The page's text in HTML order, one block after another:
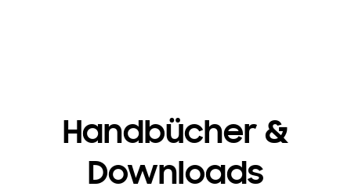
Handbücher &
Downloads